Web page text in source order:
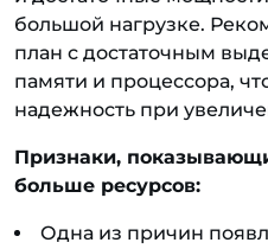
большой нагрузке.
план с достаточным
памяти и процессора,
надежность при
Признаки,
больше ресурсов:
Одна из причин